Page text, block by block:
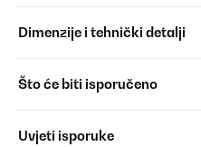
Dimenzije i tehnički detalji
Što će biti isporučeno
Uvjeti isporuke